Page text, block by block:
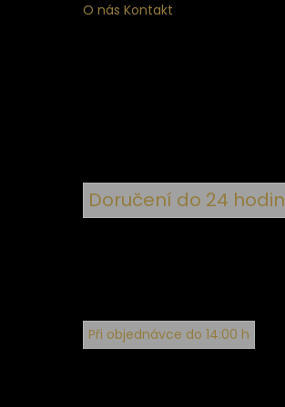
O nás Kontakt
Doručení do 24 hodin
Při objednávce do 14:00 h